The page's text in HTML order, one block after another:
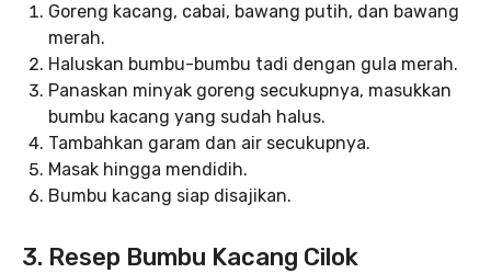
Goreng kacang, cabai, bawang putih, dan bawang
merah.
Haluskan bumbu-bumbu tadi dengan gula merah.
Panaskan minyak goreng secukupnya, masukkan
bumbu kacang yang sudah halus.
Tambahkan garam dan air secukupnya.
Masak hingga mendidih.
Bumbu kacang siap disajikan.
3. Resep Bumbu Kacang Cilok